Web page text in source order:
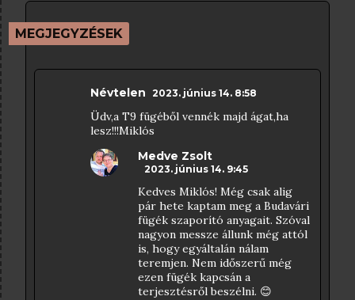
MEGJEGYZÉSEK
Névtelen 2023. június 14. 8:58
Üdv,a T9 fügéből vennék majd ágat,ha
lesz!!!Miklós
Medve Zsolt
2023. június 14. 9:45
Kedves Miklós! Még csak alig
pár hete kaptam meg a Budavári
fügék szaporító anyagait. Szóval
nagyon messze állunk még attól
is, hogy egyáltalán nálam
teremjen. Nem időszerű még
ezen fügék kapcsán a
terjesztésről beszélni. 😊